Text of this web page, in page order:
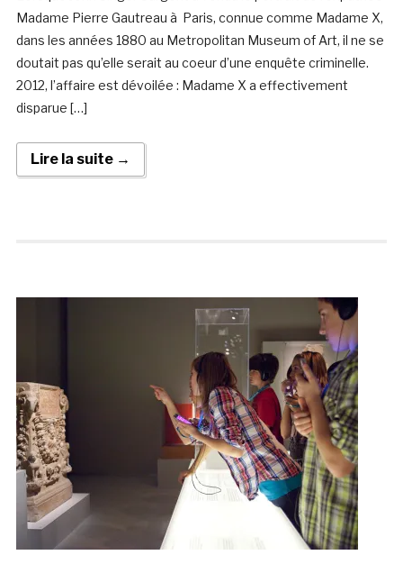
Madame Pierre Gautreau à Paris, connue comme Madame X,
dans les années 1880 au Metropolitan Museum of Art, il ne se
doutait pas qu’elle serait au coeur d’une enquête criminelle.
2012, l’affaire est dévoilée : Madame X a effectivement
disparue […]
Lire la suite →